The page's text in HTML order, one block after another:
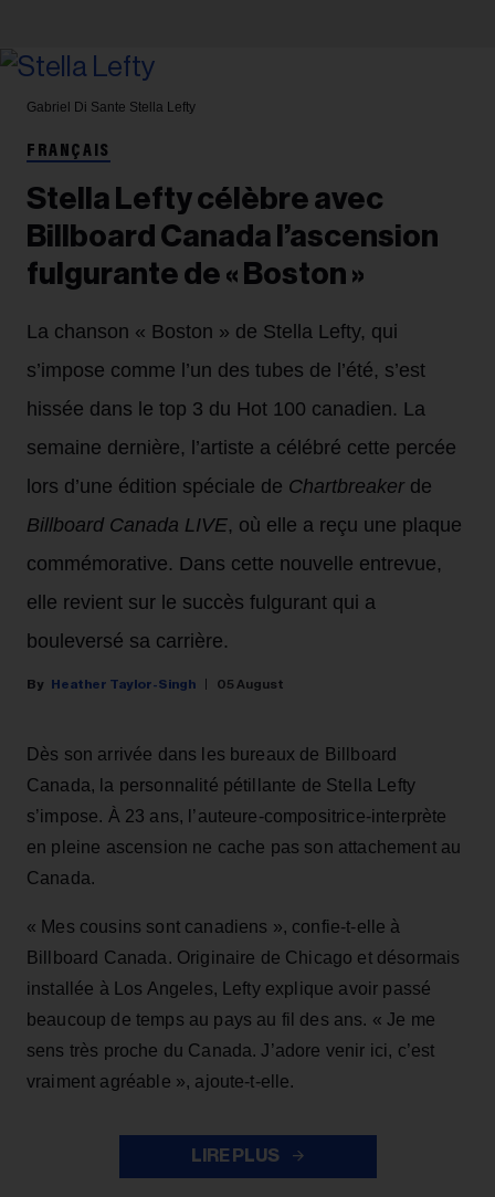
Gabriel Di Sante Stella Lefty
FRANÇAIS
Stella Lefty célèbre avec
Billboard Canada l’ascension
fulgurante de « Boston »
La chanson « Boston » de Stella Lefty, qui
s’impose comme l’un des tubes de l’été, s’est
hissée dans le top 3 du Hot 100 canadien. La
semaine dernière, l’artiste a célébré cette percée
lors d’une édition spéciale de Chartbreaker de
Billboard Canada LIVE, où elle a reçu une plaque
commémorative. Dans cette nouvelle entrevue,
elle revient sur le succès fulgurant qui a
bouleversé sa carrière.
Heather Taylor-Singh 05 August
Dès son arrivée dans les bureaux de Billboard
Canada, la personnalité pétillante de Stella Lefty
s’impose. À 23 ans, l’auteure-compositrice-interprète
en pleine ascension ne cache pas son attachement au
Canada.
« Mes cousins sont canadiens », confie-t-elle à
Billboard Canada. Originaire de Chicago et désormais
installée à Los Angeles, Lefty explique avoir passé
beaucoup de temps au pays au fil des ans. « Je me
sens très proche du Canada. J’adore venir ici, c’est
vraiment agréable », ajoute-t-elle.
LIRE PLUS